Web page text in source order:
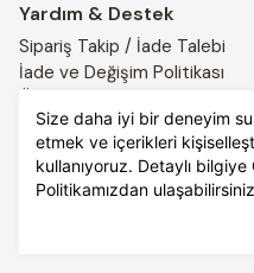
Size daha iyi bir deneyim
etmek ve içerikleri
kullanıyoruz. Detaylı bilgiye
Politikamızdan
Yardım & Destek
Sipariş Takip / İade Talebi
İade ve Değişim Politikası
© 2025 REN HOME. All rights reserved.
PRIVACY POLICYTERMS OF SERVICE